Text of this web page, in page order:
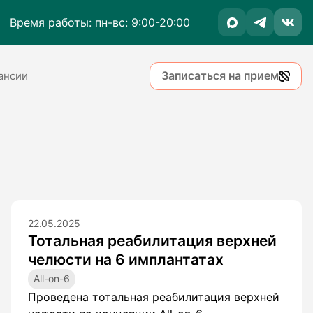
Время работы: пн-вс: 9:00-20:00
Записаться на прием
22.05.2025
Тотальная реабилитация верхней
челюсти на 6 имплантатах
All-on-6
Проведена тотальная реабилитация верхней